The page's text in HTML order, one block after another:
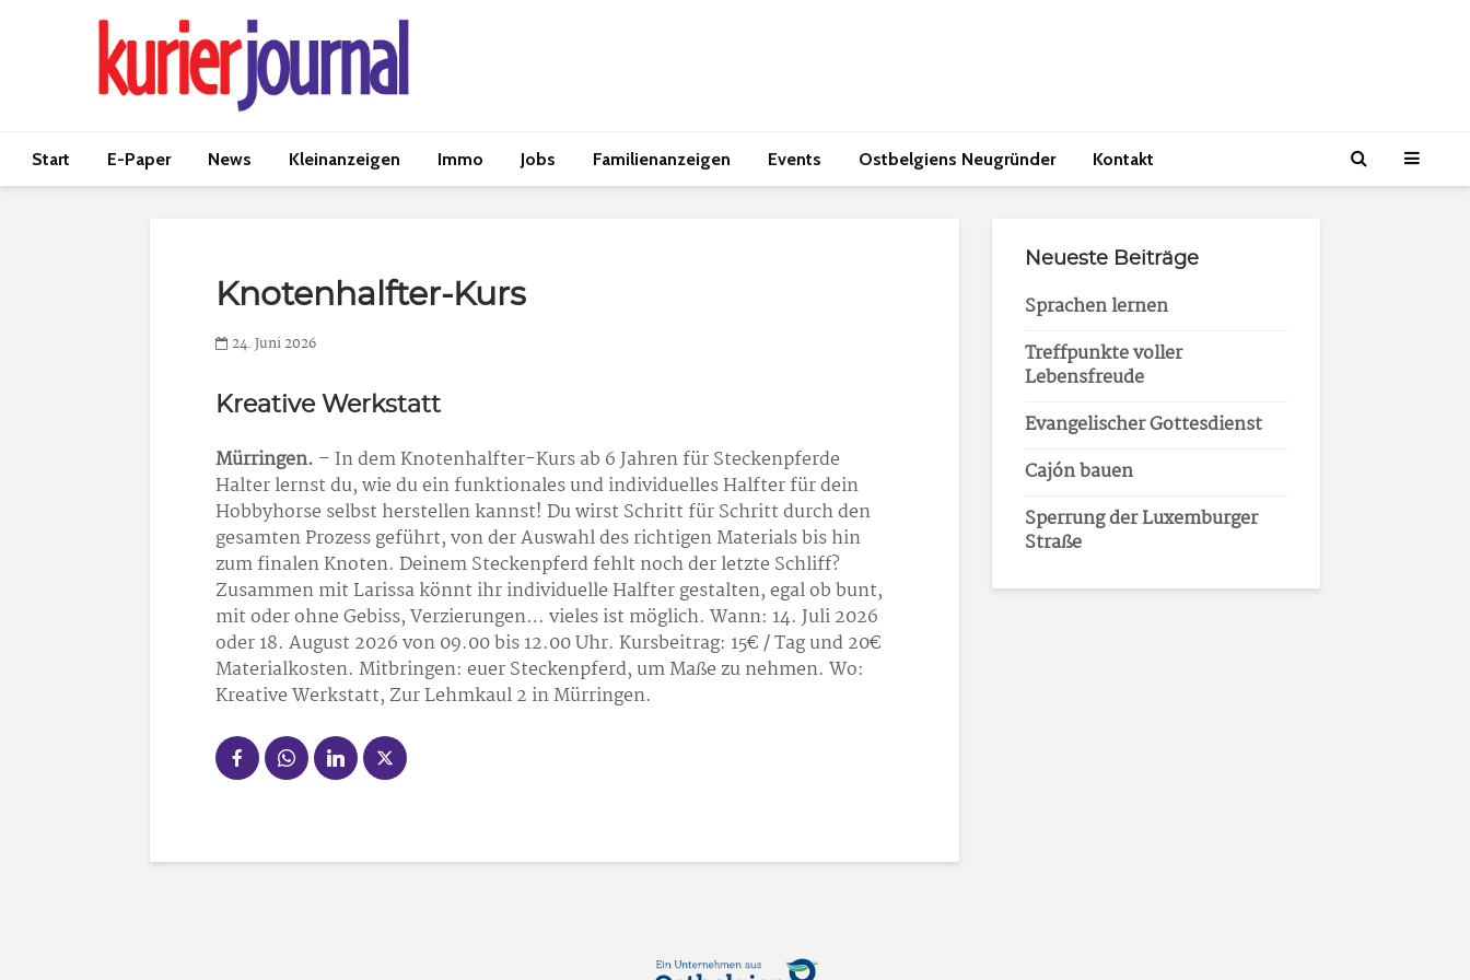
Start E-Paper News Kleinanzeigen Immo Jobs Familienanzeigen Events Ostbelgiens Neugründer Kontakt
Knotenhalfter-Kurs
24. Juni 2026
Kreative Werkstatt
Mürringen. – In dem Knotenhalfter-Kurs ab 6 Jahren für Steckenpferde
Halter lernst du, wie du ein funktionales und individuelles Halfter für dein
Hobbyhorse selbst herstellen kannst! Du wirst Schritt für Schritt durch den
gesamten Prozess geführt, von der Auswahl des richtigen Materials bis hin
zum finalen Knoten. Deinem Steckenpferd fehlt noch der letzte Schliff?
Zusammen mit Larissa könnt ihr individuelle Halfter gestalten, egal ob bunt,
mit oder ohne Gebiss, Verzierungen… vieles ist möglich. Wann: 14. Juli 2026
oder 18. August 2026 von 09.00 bis 12.00 Uhr. Kursbeitrag: 15€ / Tag und 20€
Materialkosten. Mitbringen: euer Steckenpferd, um Maße zu nehmen. Wo:
Kreative Werkstatt, Zur Lehmkaul 2 in Mürringen.
Neueste Beiträge
Sprachen lernen
Treffpunkte voller
Lebensfreude
Evangelischer Gottesdienst
Cajón bauen
Sperrung der Luxemburger
Straße